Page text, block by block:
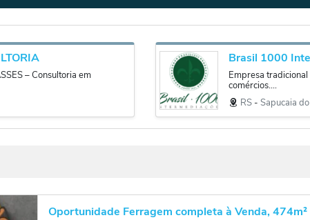
– Consultoria em
Brasil 1000
Empresa
comércios....
RS ‐ Sapucaia
Oportunidade Ferragem completa à Venda, 474m²